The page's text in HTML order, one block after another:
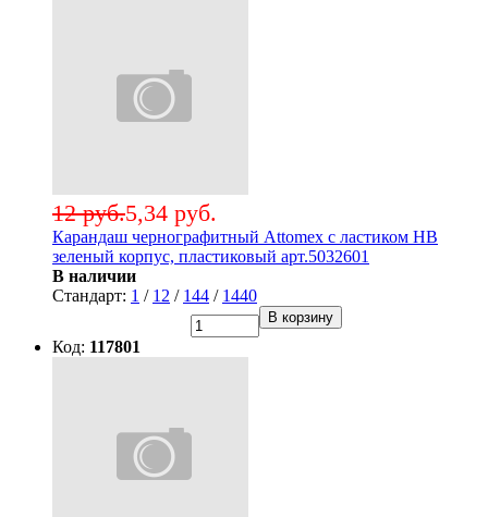
5,34 руб.
12 руб.
Карандаш чернографитный Attomex с ластиком НВ
зеленый корпус, пластиковый арт.5032601
В наличии
Стандарт: 1 / 12 / 144 / 1440
В корзину
Код: 117801